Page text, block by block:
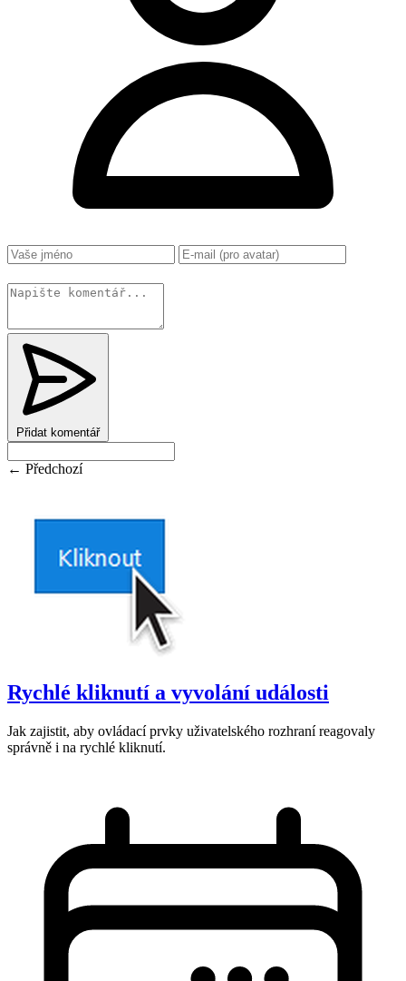
Přidat komentář
← Předchozí
Rychlé kliknutí a vyvolání události
Jak zajistit, aby ovládací prvky uživatelského rozhraní reagovaly
správně i na rychlé kliknutí.